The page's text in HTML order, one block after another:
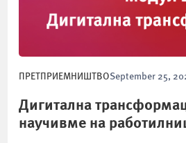
ПРЕТПРИЕМНИШТВОSeptember 25,
Дигитална
научивме на